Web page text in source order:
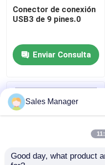
Conector DIP USB
Conectores USB tipo C
Conector hembra DP
Toma de conector
Conector de conexión
USB3 de 9 pines.0
Enviar Consulta
Sales Manager
Good day, what product